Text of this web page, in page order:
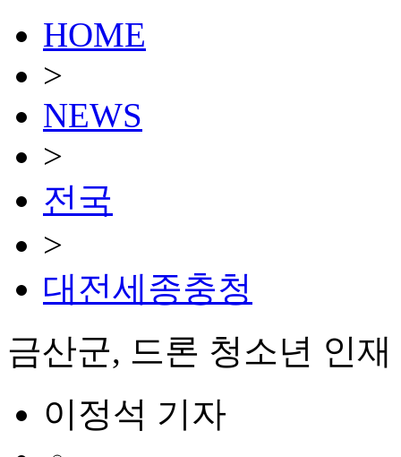
HOME
>
NEWS
>
전국
>
대전세종충청
금산군, 드론 청소년 인
이정석 기자